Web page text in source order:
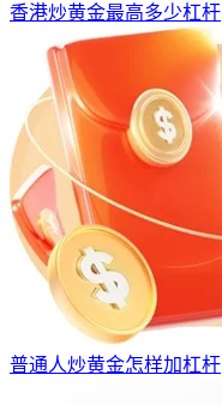
香港炒黄金最高多少杠杆
普通人炒黄金怎样加杠杆